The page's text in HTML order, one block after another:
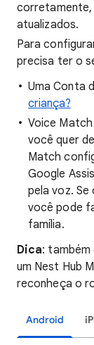
corretamente,
atualizados.
Para
precisa ter o
Uma Conta
criança?
Voice
você quer
Match
Google
pela voz.
você pode
família.
Dica:
um Nest Hub
reconheça o
Android